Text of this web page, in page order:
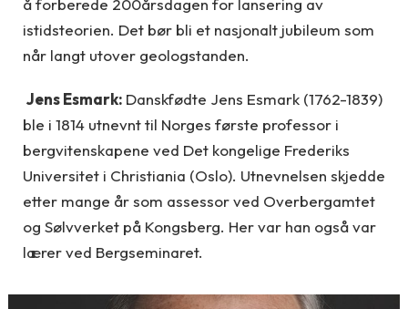
å forberede 200årsdagen for lansering av
istidsteorien. Det bør bli et nasjonalt jubileum som
når langt utover geologstanden.
Jens Esmark: Danskfødte Jens Esmark (1762-1839)
ble i 1814 utnevnt til Norges første professor i
bergvitenskapene ved Det kongelige Frederiks
Universitet i Christiania (Oslo). Utnevnelsen skjedde
etter mange år som assessor ved Overbergamtet
og Sølvverket på Kongsberg. Her var han også var
lærer ved Bergseminaret.